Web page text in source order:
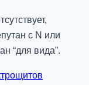
с N или
“для вида”.